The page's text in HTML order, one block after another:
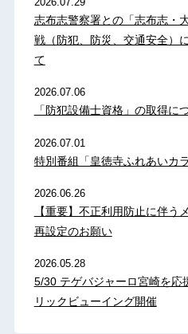
志布志警察署との「志布志・
戦（防犯、防災、交通安全）
て
2026.07.06
「防犯設備士資格」の取得に
2026.07.01
特別番組「皇徳寺ふれあいカ
2026.06.26
【重要】不正利用防止に伴う
再設定のお願い
2026.05.28
5/30 テゲバジャーロ宮崎を
リックビューイング開催